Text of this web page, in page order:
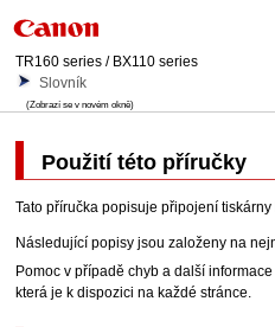
TR160 series / BX110 series
Slovník
(Zobrazí se v novém okně)
Použití této příručky
Tato příručka popisuje připojenítiskárny
Následující popisy jsou založeny na
Pomoc v případě chyb a další
která je k dispozici na každé stránce.